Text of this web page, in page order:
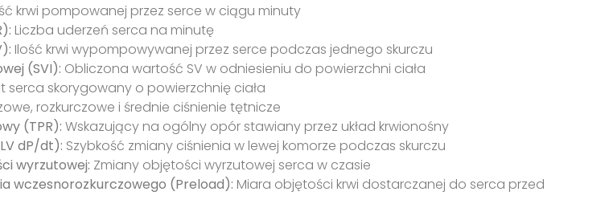
krwi pompowanej przez serce w ciągu minuty
Liczba uderzeń serca na minutę
Ilość krwi wypompowywanej przez serce podczas jednego skurczu
(SVI): Obliczona wartość SV w odniesieniu do powierzchni ciała
serca skorygowany o powierzchnię ciała
rozkurczowe i średnie ciśnienie tętnicze
(TPR): Wskazujący na ogólny opór stawiany przez układ krwionośny
dP/dt): Szybkość zmiany ciśnienia w lewej komorze podczas skurczu
wyrzutowej: Zmiany objętości wyrzutowej serca w czasie
wczesnorozkurczowego (Preload): Miara objętości krwi dostarczanej do serca przed